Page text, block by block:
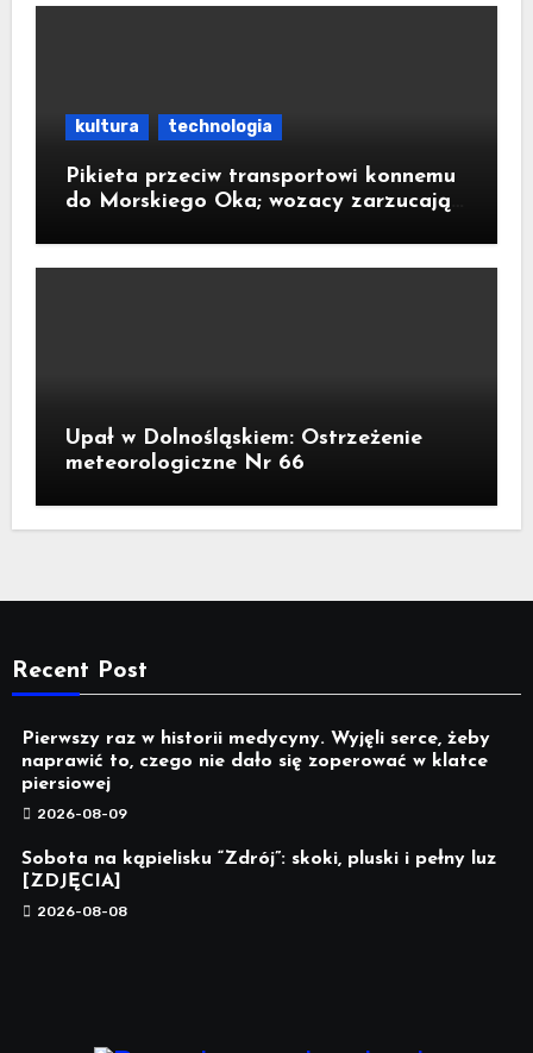
kultura technologia
Pikieta przeciw transportowi konnemu
do Morskiego Oka; wozacy zarzucają
Upał w Dolnośląskiem: Ostrzeżenie
meteorologiczne Nr 66
Recent Post
Pierwszy raz w historii medycyny. Wyjęli serce, żeby
naprawić to, czego nie dało się zoperować w klatce
piersiowej
2026-08-09
Sobota na kąpielisku “Zdrój”: skoki, pluski i pełny luz
[ZDJĘCIA]
2026-08-08